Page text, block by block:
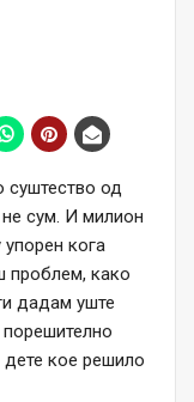
суштество од
сум. И милион
кога
проблем, како
дадам уште
дете кое решило